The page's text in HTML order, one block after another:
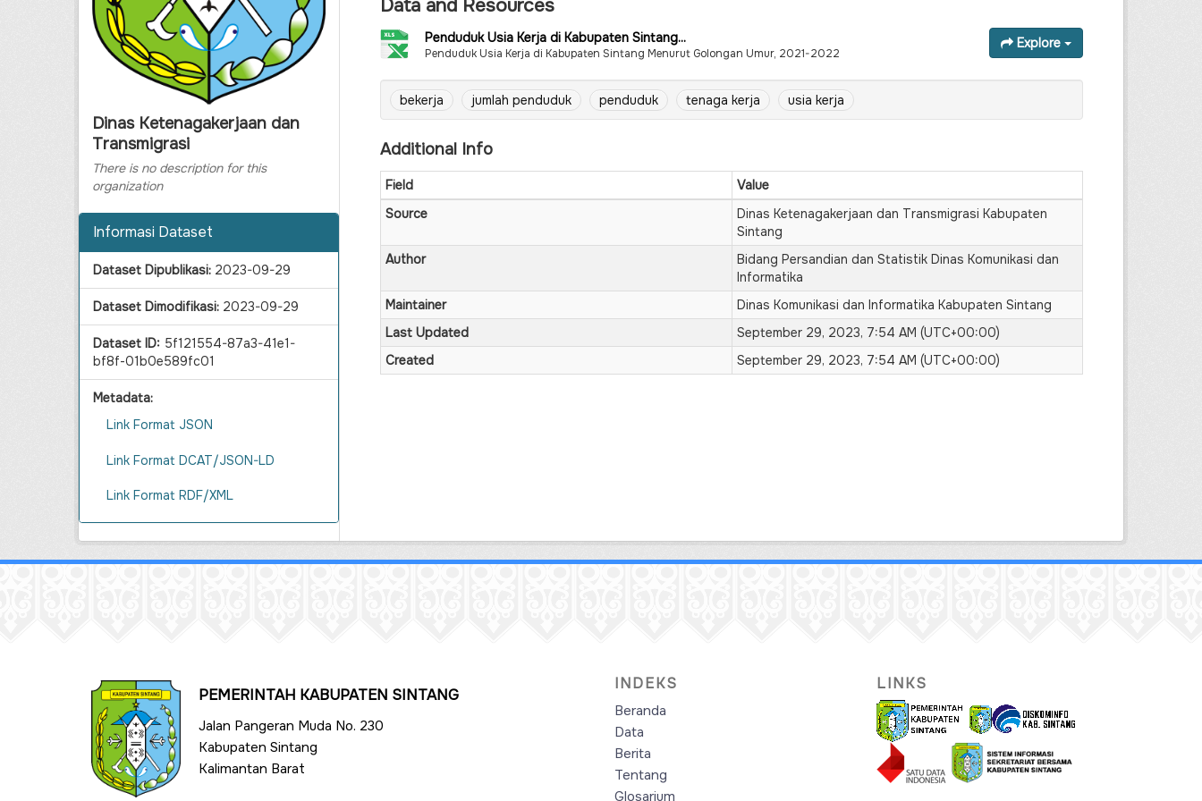
Dinas Ketenagakerjaan dan
Transmigrasi
There is no description for this
organization
Informasi Dataset
Dataset Dipublikasi: 2023-09-29
Dataset Dimodifikasi: 2023-09-29
Dataset ID: 5f121554-87a3-41e1-
bf8f-01b0e589fc01
Metadata:
Link Format JSON
Link Format DCAT/JSON-LD
Link Format RDF/XML
Data and Resources
Penduduk Usia Kerja di Kabupaten Sintang...
Penduduk Usia Kerja di Kabupaten Sintang Menurut Golongan Umur, 2021-2022
Explore
bekerja jumlah penduduk penduduk tenaga kerja usia kerja
Additional Info
Field
Value
Source
Dinas Ketenagakerjaan dan Transmigrasi Kabupaten
Sintang
Author
Bidang Persandian dan Statistik Dinas Komunikasi dan
Informatika
Maintainer
Dinas Komunikasi dan Informatika Kabupaten Sintang
Last Updated
September 29, 2023, 7:54 AM (UTC+00:00)
Created
September 29, 2023, 7:54 AM (UTC+00:00)
PEMERINTAH KABUPATEN SINTANG
Jalan Pangeran Muda No. 230
Kabupaten Sintang
Kalimantan Barat
INDEKS
Beranda
Data
Berita
Tentang
Glosarium
LINKS